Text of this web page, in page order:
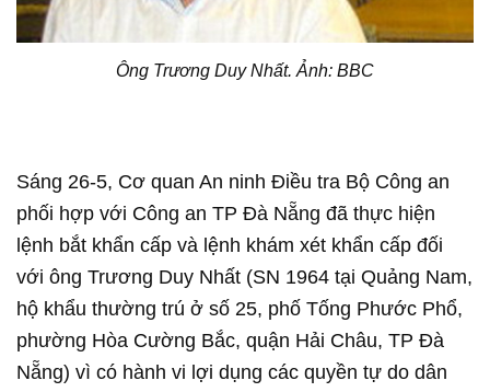
Ông Trương Duy Nhất. Ảnh: BBC
Sáng 26-5, Cơ quan An ninh Điều tra Bộ Công an
phối hợp với Công an TP Đà Nẵng đã thực hiện
lệnh bắt khẩn cấp và lệnh khám xét khẩn cấp đối
với ông Trương Duy Nhất (SN 1964 tại Quảng Nam,
hộ khẩu thường trú ở số 25, phố Tống Phước Phổ,
phường Hòa Cường Bắc, quận Hải Châu, TP Đà
Nẵng) vì có hành vi lợi dụng các quyền tự do dân